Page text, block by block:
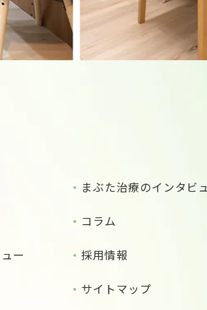
ー
まぶた治療のインタビ
コラム
採用情報
サイトマップ